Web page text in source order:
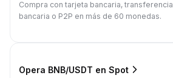
Compra con tarjeta bancaria, transferencia
bancaria o P2P en más de 60 monedas.
Opera BNB/USDT en Spot